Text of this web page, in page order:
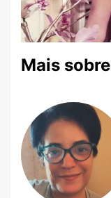
Mais